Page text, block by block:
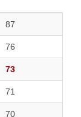
87
76
73
71
70